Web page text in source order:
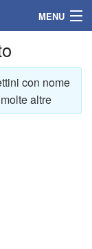
MENU
con nome
altre